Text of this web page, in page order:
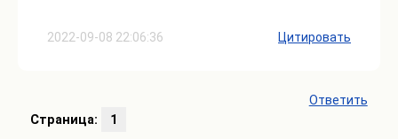
2022-09-08 22:06:36 Цитировать
Ответить
Страница:
1